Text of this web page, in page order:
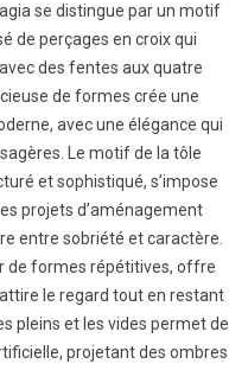
se distingue par un motif
de perçages en croix qui
des fentes aux quatre
de formes crée une
avec une élégance qui
Le motif de la tôle
et sophistiqué, s’impose
projets d’aménagement
entre sobriété et caractère.
de formes répétitives, offre
le regard tout en restant
pleins et les vides permet de
projetant des ombres